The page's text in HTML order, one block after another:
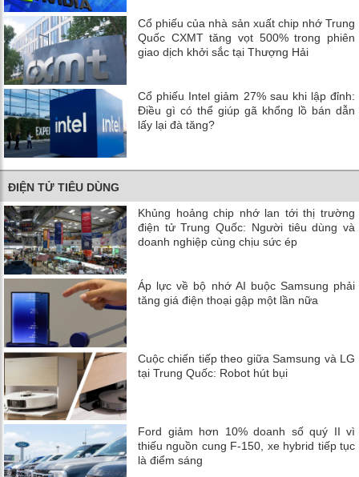
Cổ phiếu của nhà sản xuất chip nhớ Trung
Quốc CXMT tăng vọt 500% trong phiên
giao dịch khởi sắc tại Thượng Hải
Cổ phiếu Intel giảm 27% sau khi lập đỉnh:
Điều gì có thể giúp gã khổng lồ bán dẫn
lấy lại đà tăng?
ĐIỆN TỬ TIÊU DÙNG
Khủng hoảng chip nhớ lan tới thị trường
điện tử Trung Quốc: Người tiêu dùng và
doanh nghiệp cùng chịu sức ép
Áp lực về bộ nhớ AI buộc Samsung phải
tăng giá điện thoại gập một lần nữa
Cuộc chiến tiếp theo giữa Samsung và LG
tại Trung Quốc: Robot hút bụi
Ford giảm hơn 10% doanh số quý II vì
thiếu nguồn cung F-150, xe hybrid tiếp tục
là điểm sáng